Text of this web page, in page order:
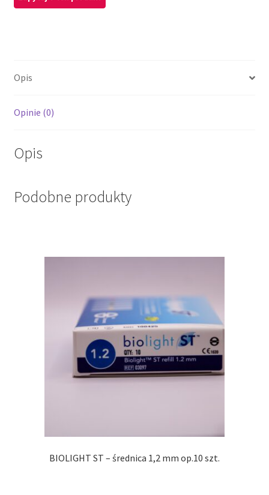
Opis
Opinie (0)
Opis
Podobne produkty
BIOLIGHT ST – średnica 1,2 mm op.10 szt.